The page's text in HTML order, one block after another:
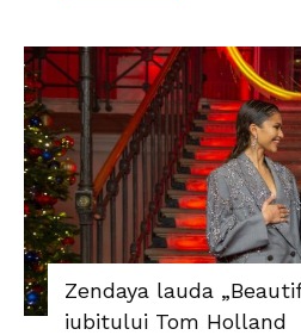
Zendaya lauda
iubitului Tom Holland